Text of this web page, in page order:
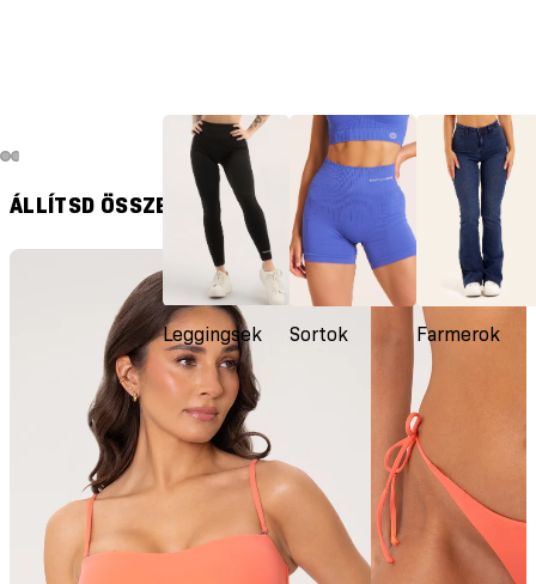
Leggingsek Sortok Farmerok
ÁLLÍTSD ÖSSZE A SZETTET